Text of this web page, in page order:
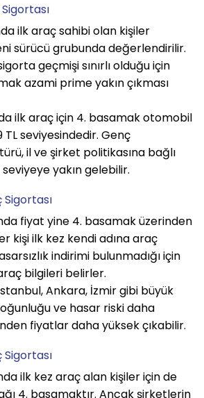
ilk araç sahibi olan kişiler
sürücü grubunda değerlendirilir.
geçmişi sınırlı olduğu için
azami prime yakın çıkması
ilk araç için 4. basamak otomobil
TL seviyesindedir. Genç
il ve şirket politikasına bağlı
yakın gelebilir.
fiyat yine 4. basamak üzerinden
kişi ilk kez kendi adına araç
indirimi bulunmadığı için
bilgileri belirler.
Ankara, İzmir gibi büyük
ve hasar riski daha
fiyatlar daha yüksek çıkabilir.
ilk kez araç alan kişiler için de
4. basamaktır. Ancak şirketlerin